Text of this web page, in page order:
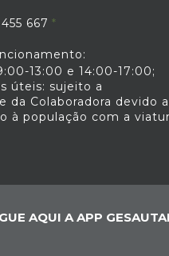
667
13:00 e 14:00-17:00;
úteis: sujeito a
da Colaboradora devido
à população com a
AQUI A APP